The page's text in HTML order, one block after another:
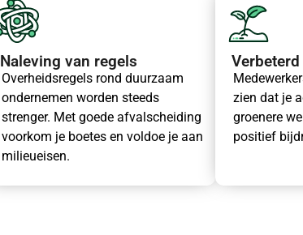
Naleving van regels
Overheidsregels rond duurzaam
ondernemen worden steeds
strenger. Met goede afvalscheiding
voorkom je boetes en voldoe je aan
milieueisen.
zien dat je
groenere
positief